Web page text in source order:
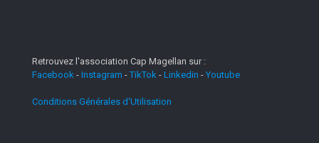
Retrouvez l'association Cap Magellan sur :
Facebook - Instagram -TikTok - Linkedin - Youtube
Conditions Générales d'Utilisation